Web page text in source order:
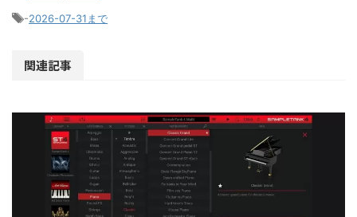
-2026-07-31まで
関連記事